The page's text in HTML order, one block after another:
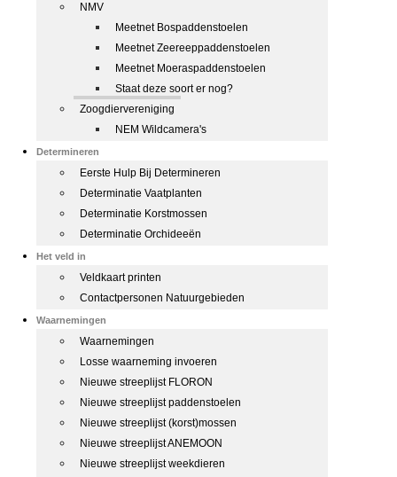
NMV
Meetnet Bospaddenstoelen
Meetnet Zeereeppaddenstoelen
Meetnet Moeraspaddenstoelen
Staat deze soort er nog?
Zoogdiervereniging
NEM Wildcamera's
Determineren
Eerste Hulp Bij Determineren
Determinatie Vaatplanten
Determinatie Korstmossen
Determinatie Orchideeën
Het veld in
Veldkaart printen
Contactpersonen Natuurgebieden
Waarnemingen
Waarnemingen
Losse waarneming invoeren
Nieuwe streeplijst FLORON
Nieuwe streeplijst paddenstoelen
Nieuwe streeplijst (korst)mossen
Nieuwe streeplijst ANEMOON
Nieuwe streeplijst weekdieren